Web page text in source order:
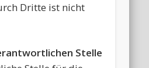
Dritte ist nicht
Stelle